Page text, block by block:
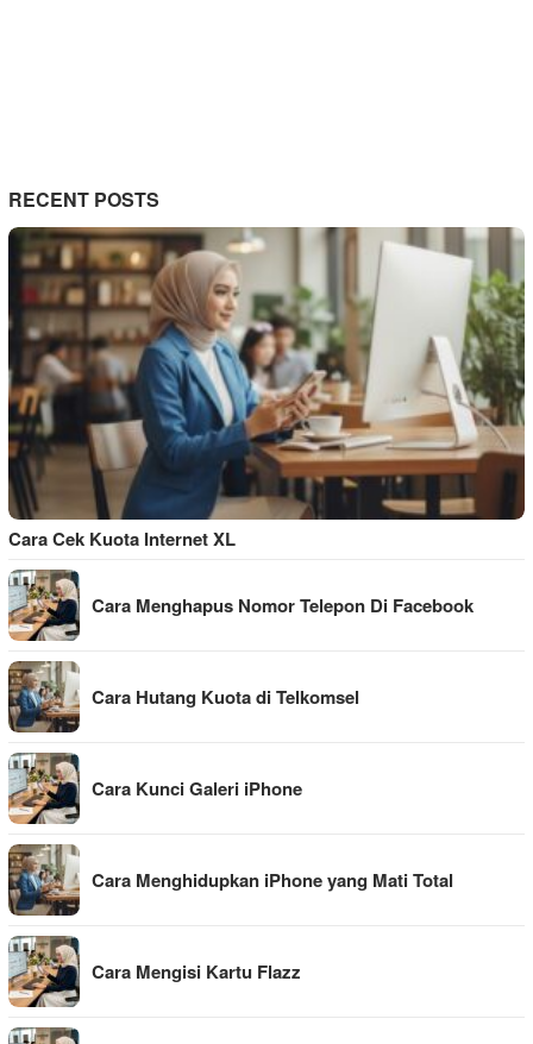
RECENT POSTS
Cara Cek Kuota Internet XL
Cara Menghapus Nomor Telepon Di Facebook
Cara Hutang Kuota di Telkomsel
Cara Kunci Galeri iPhone
Cara Menghidupkan iPhone yang Mati Total
Cara Mengisi Kartu Flazz